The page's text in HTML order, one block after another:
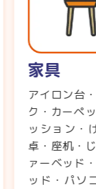
家具
アイロン台
ク・カーペ
ッション・
卓・座机・
ァーベッド
ッド・パソ